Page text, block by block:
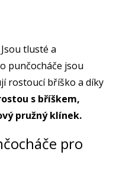
tlusté a
punčocháče jsou
rostoucí bříško a díky
s bříškem,
pružný klínek.
pro